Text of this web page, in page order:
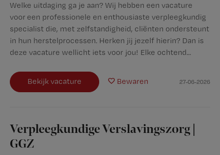
Welke uitdaging ga je aan? Wij hebben een vacature
voor een professionele en enthousiaste verpleegkundig
specialist die, met zelfstandigheid, cliënten ondersteunt
in hun herstelprocessen. Herken jij jezelf hierin? Dan is
deze vacature wellicht iets voor jou! Elke ochtend...
Bekijk vacature Bewaren 27-06-2026
Verpleegkundige Verslavingszorg |
GGZ